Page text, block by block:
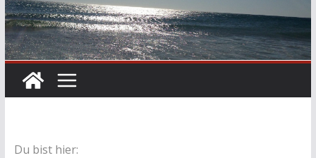
Du bist hier: